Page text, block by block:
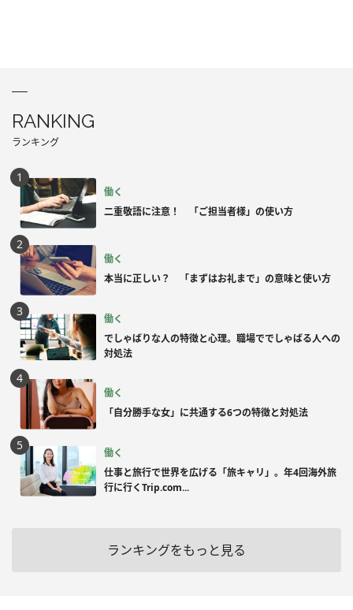
RANKING
ランキング
働く
二重敬語に注意！ 「ご担当者様」の使い方
働く
本当に正しい？ 「まずはお礼まで」の意味と使い方
働く
でしゃばりな人の特徴と心理。職場ででしゃばる人への
対処法
働く
「自分勝手な女」に共通する6つの特徴と対処法
働く
仕事と旅行で世界を広げる「旅キャリ」。年4回海外旅
行に行くTrip.com...
ランキングをもっと見る